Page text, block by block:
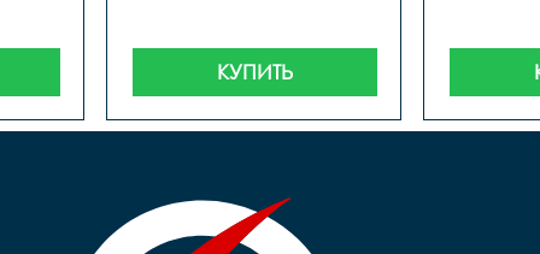
КУПИТЬ